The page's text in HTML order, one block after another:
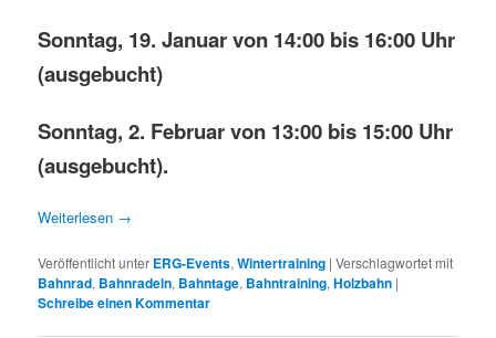
Sonntag, 19. Januar von 14:00 bis 16:00 Uhr
(ausgebucht)
Sonntag, 2. Februar von 13:00 bis 15:00 Uhr
(ausgebucht).
Weiterlesen →
Veröffentlicht unter ERG-Events,Wintertraining |Verschlagwortet mit
Bahnrad, Bahnradeln, Bahntage, Bahntraining,Holzbahn |
Schreibe einen Kommentar